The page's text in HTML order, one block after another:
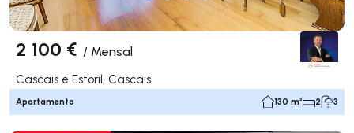
2 100 € / Mensal
Cascais e Estoril, Cascais
Apartamento 130 m² 2 3